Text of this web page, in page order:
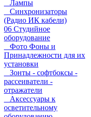
Лампы
Синхронизаторы
(Радио ИК кабели)
06 Студийное
оборудование
Фото Фоны и
Принадлежности для их
установки
Зонты - софтбоксы -
рассеиватели -
отражатели
Аксессуары к
осветительному